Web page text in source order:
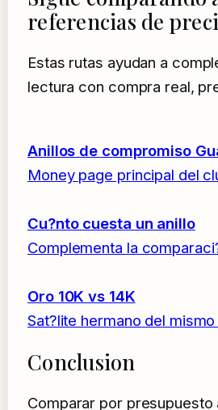
referencias de
Estas rutas ayudan a
lectura con compra real,
Anillos de compromiso
Money page principal del
Cu?nto cuesta un anillo
Complementa la
Oro 10K vs 14K
Sat?lite hermano del
Conclusion
Comparar por presupuesto